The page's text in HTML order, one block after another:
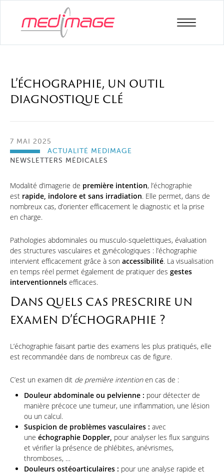
L’échographie, un outil
diagnostique clé
7 MAI 2025
ACTUALITÉ MEDIMAGE
NEWSLETTERS MÉDICALES
Modalité d’imagerie de première intention, l’échographie
est rapide, indolore et sans irradiation. Elle permet, dans de
nombreux cas, d’orienter efficacement le diagnostic et la prise
en charge.
Pathologies abdominales ou musculo-squelettiques, évaluation
des structures vasculaires et gynécologiques : l’échographie
intervient efficacement grâce à son accessibilité. La visualisation
en temps réel permet également de pratiquer des gestes
interventionnels efficaces.
Dans quels cas prescrire un
examen d’échographie ?
L’échographie faisant partie des examens les plus pratiqués, elle
est recommandée dans de nombreux cas de figure.
C’est un examen dit de première intentionen cas de :
Douleur abdominale ou pelvienne : pour détecter de
manière précoce une tumeur, une inflammation, une lésion
ou un calcul.
Suspicion de problèmes vasculaires : avec
une échographie Doppler, pour analyser les flux sanguins
et vérifier la présence de phlébites, anévrismes,
thromboses, …
Douleurs ostéoarticulaires : pour une analyse rapide et